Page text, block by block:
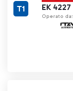
EK 4227
Operato da:
T1